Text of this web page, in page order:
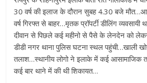
30 वर्ष की इलाज के दौरान सुबह 4.30 बजे
वर्ष गिरफ्त से बाहर…मृतक प्रॉपर्टी डीलिंग
दीवान से पिछले कई महीनो से पैसे के लेनदेन को
डीडी नगर थाना पुलिस घटना स्थल पहुंची…खाली
तलाश…स्थानीय लोगो ने इलाके में कई आसामाजिक
कई बार थाने में की थी शिकायत…